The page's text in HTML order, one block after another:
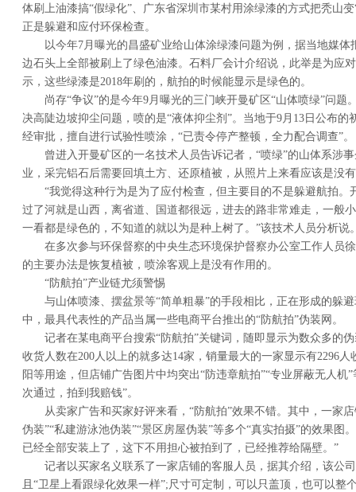
体刷上油漆搞“假绿化”、广东省深圳市某村用涂绿漆的方式把秃山
正是躲避和应付环保检查。
以今年7月曝光的昌盛矿业给山体涂绿漆问题为例，据当地媒
边石头上全部被刷上了绿色油漆。石料厂会计介绍说，此举是为应
示，这些绿漆是2018年刷的，航拍的时候能显示是绿色的。
尚存“争议”的是今年9月曝光的三门峡开曼矿区“山体喷绿”问题
决高陡边坡抑尘问题，喷的是“液体抑尘剂”。当地于9月13日公布的
经审批，擅自进行试验性喷涂，“已责令停产整顿，全力配合调查”。
曾进入开曼矿区的一名技术人员告诉记者，“喷绿”的山体系涉
业，采完铝石后需要回填土方、还原植被，从照片上来看应该是没
“我觉得这种行为是为了应付检查，但主要目的不是躲避航拍。
过了河就是山西，离省道、国道都很远，进去的路非常难走，一般
一看都是绿色的，不知道的就以为是种上树了。”该技术人员分析说
在多次参与环保督察的中央生态环境保护督察办公室工作人员
的主要办法是恢复植被，喷涂客观上是没有作用的。
“防航拍”产业链尤须警惕
与山体喷漆、摆盆景等“简单粗暴”的手段相比，正在形成的躲
中，最具代表性的产品当属一些电商平台推出的“防航拍”伪装网。
记者在某电商平台搜索“防航拍”关键词，随即显示为数众多的
收货人数在200人以上的就多达14家，销量最大的一家显示有2296
阳等用途，但店铺广告图片中均突出“防违章航拍”“专业屏蔽无人机
次通过，拍到我赔钱”。
从卖家广告和买家好评来看，“防航拍”效果不错。其中，一家
伪装”“私建游泳池伪装”“景区房屋伪装”等多个“真实拍摄”的效果图
已经全部安装上了，这下不用担心被拍到了，已经推荐给隔壁。”
记者以买家名义联系了一家店铺的客服人员，据其介绍，该公
且“卫星上看跟绿化效果一样”;尺寸可定制，可以只盖顶，也可以整